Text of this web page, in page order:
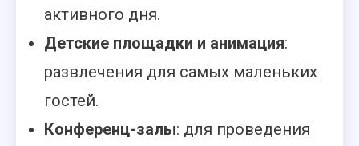
активного дня.
Детские площадки и анимация:
развлечения для самых маленьких
гостей.
Конференц-залы: для проведения